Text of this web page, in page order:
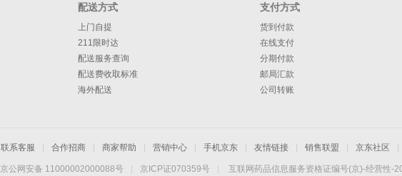
配送方式
上门自提
211限时达
配送服务查询
配送费收取标准
海外配送
支付方式
货到付款
在线支付
分期付款
邮局汇款
公司转账
联系客服 合作招商 商家帮助 营销中心 手机京东 友情链接 销售联盟 京东社区
京公网安备 11000002000088号 京ICP证070359号 互联网药品信息服务资格证编号(京)-经营性-